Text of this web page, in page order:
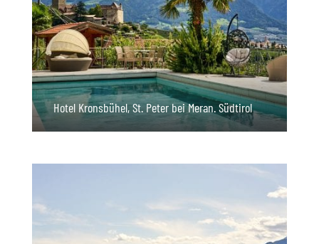
Hotel Kronsbühel, St. Peter bei Meran. Südtirol